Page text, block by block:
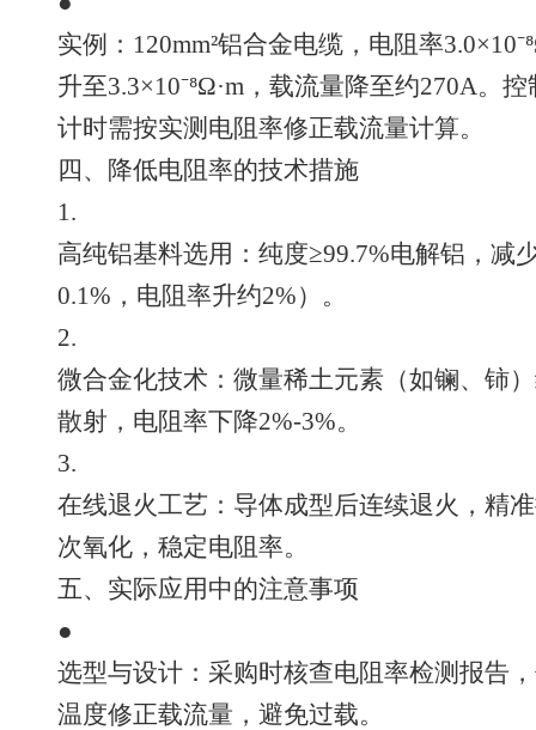
实例：120mm²铝合金电缆，电阻率
升至3.3×10⁻⁸Ω·m，载流量降至约270A。
计时需按实测电阻率修正载流量计算。
四、降低电阻率的技术措施
1.
高纯铝基料选用：纯度≥99.7%电解铝，减
0.1%，电阻率升约2%）。
2.
微合金化技术：微量稀土元素（如镧、铈
散射，电阻率下降2%-3%。
3.
在线退火工艺：导体成型后连续退火，精
次氧化，稳定电阻率。
五、实际应用中的注意事项
●
选型与设计：采购时核查电阻率检测报告
温度修正载流量，避免过载。